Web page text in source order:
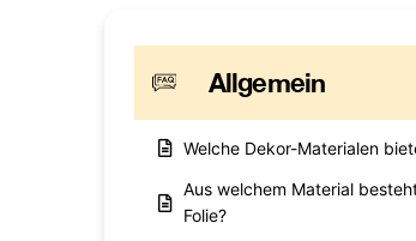
Allgemein
Welche Dekor-Materialen
Aus welchem Material
Folie?